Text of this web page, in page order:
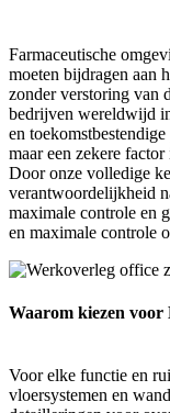
Farmaceutische
moeten bijdragen aan
zonder verstoring van
bedrijven wereldwijd
en
maar een zekere
Door onze volledige
verantwoordelijkheid
maximale controle en
en maximale controle
Waarom kiezen voor
Voor elke functie en
vloersystemen en